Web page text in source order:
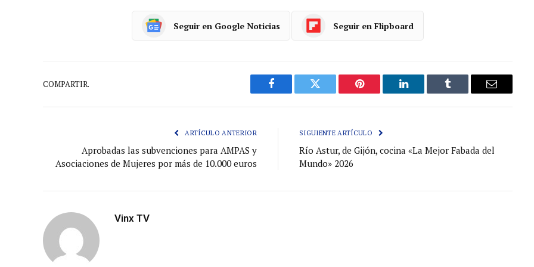
Seguir en Google Noticias Seguir en Flipboard
COMPARTIR.
Facebook Gorjeo Pinterest LinkedIn Tumblr
Correo
ARTÍCULO ANTERIOR
Aprobadas las subvenciones para AMPAS y
Asociaciones de Mujeres por más de 10.000 euros
SIGUIENTE ARTÍCULO
Río Astur, de Gijón, cocina «La Mejor Fabada del
Mundo» 2026
Vinx TV